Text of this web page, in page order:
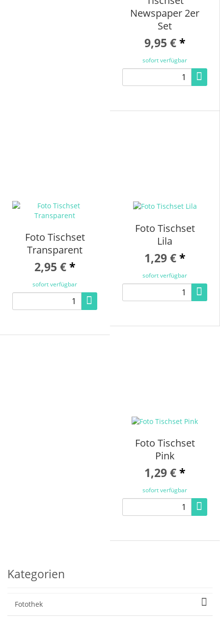
Newspaper 2er
Set
9,95 € *
sofort verfügbar
Foto Tischset
Transparent
2,95 € *
sofort verfügbar
Foto Tischset
Lila
1,29 € *
sofort verfügbar
Foto Tischset
Pink
1,29 € *
sofort verfügbar
Kategorien
Fotothek